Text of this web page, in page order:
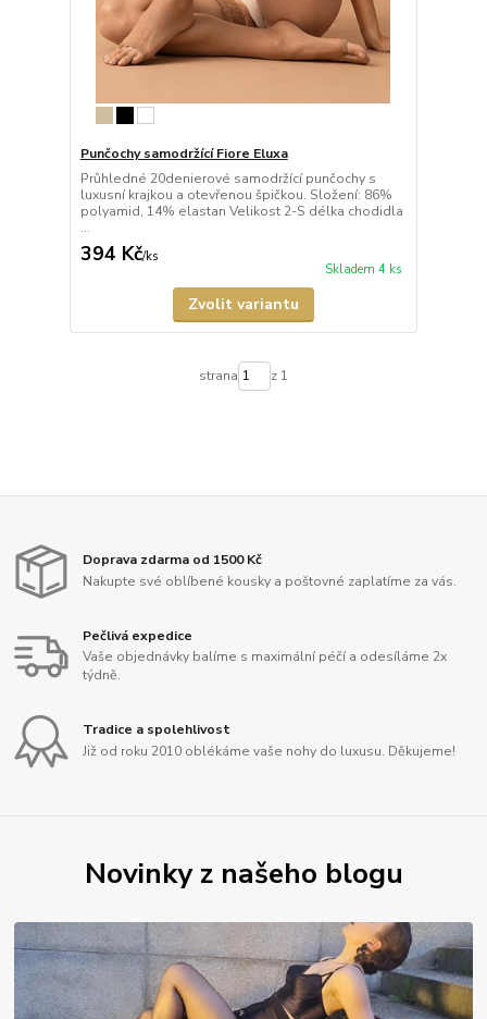
Punčochy samodržící Fiore Eluxa
Průhledné 20denierové samodržící punčochy s
luxusní krajkou a otevřenou špičkou. Složení: 86%
polyamid, 14% elastan Velikost 2-S délka chodidla
...
394 Kč/ks
Skladem 4 ks
Zvolit variantu
strana z 1
Doprava zdarma od 1500 Kč
Nakupte své oblíbené kousky a poštovné zaplatíme za vás.
Pečlivá expedice
Vaše objednávky balíme s maximální péčí a odesíláme 2x
týdně.
Tradice a spolehlivost
Již od roku 2010 oblékáme vaše nohy do luxusu. Děkujeme!
Novinky z našeho blogu